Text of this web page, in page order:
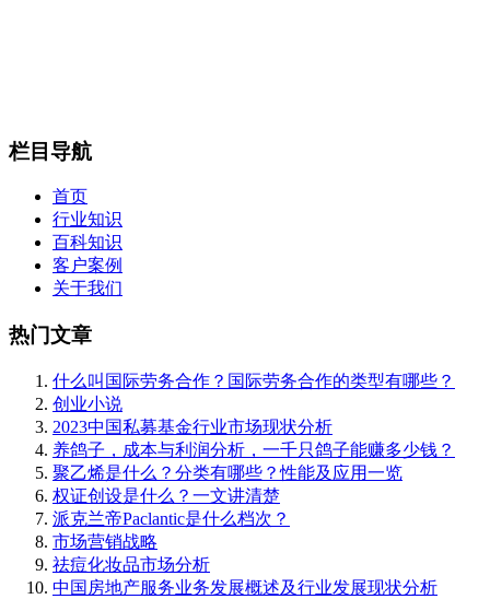
栏目导航
首页
行业知识
百科知识
客户案例
关于我们
热门文章
什么叫国际劳务合作？国际劳务合作的类型有哪些？
创业小说
2023中国私募基金行业市场现状分析
养鸽子，成本与利润分析，一千只鸽子能赚多少钱？
聚乙烯是什么？分类有哪些？性能及应用一览
权证创设是什么？一文讲清楚
派克兰帝Paclantic是什么档次？
市场营销战略
祛痘化妆品市场分析
中国房地产服务业务发展概述及行业发展现状分析